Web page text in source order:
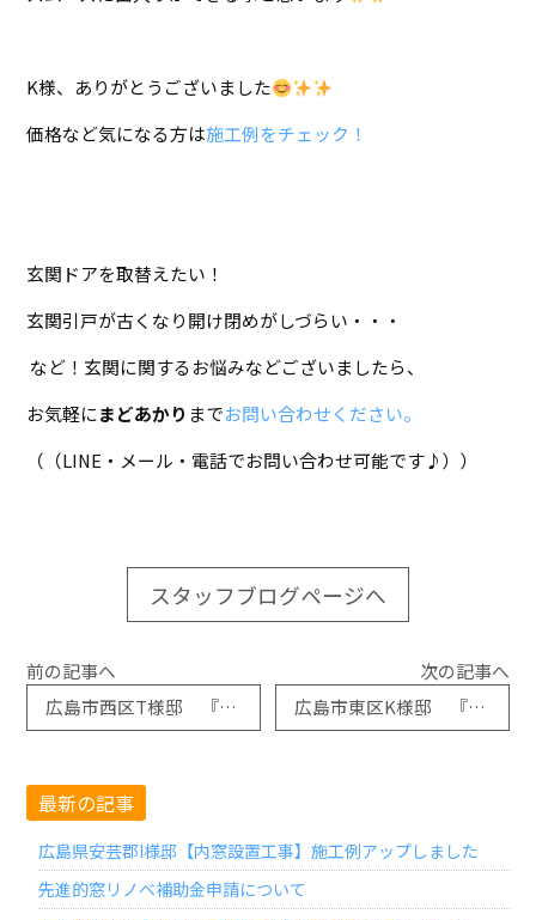
K様、ありがとうございました
価格など気になる方は施工例をチェック！
玄関ドアを取替えたい！
玄関引戸が古くなり開け閉めがしづらい・・・
など！玄関に関するお悩みなどございましたら、
お気軽にまどあかり までお問い合わせください。
（（LINE・メール・電話でお問い合わせ可能です♪））
スタッフブログページへ
前の記事へ
広島市西区T様邸 『リシェント玄関ドア』施工例アップしました
次の記事へ
広島市東区K様邸 『玄関ドア取替工事』施工例アップしました
最新の記事
広島県安芸郡I様邸【内窓設置工事】施工例アップしました
先進的窓リノベ補助金申請について